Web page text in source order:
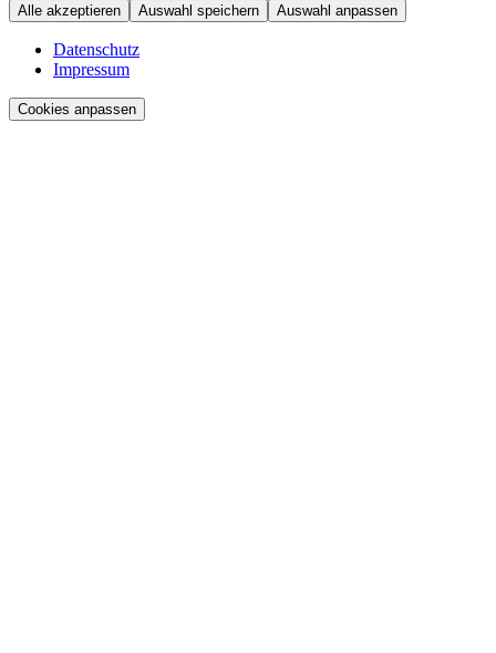
Alle akzeptieren Auswahl speichern Auswahl anpassen
Datenschutz
Impressum
Cookies anpassen